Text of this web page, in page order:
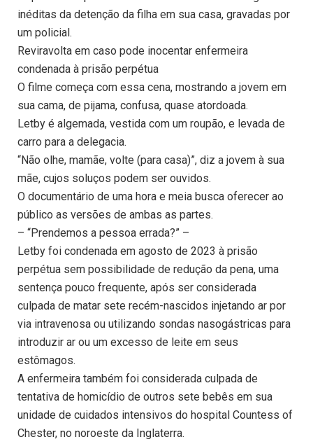
inéditas da detenção da filha em sua casa, gravadas por
um policial.
Reviravolta em caso pode inocentar enfermeira
condenada à prisão perpétua
O filme começa com essa cena, mostrando a jovem em
sua cama, de pijama, confusa, quase atordoada.
Letby é algemada, vestida com um roupão, e levada de
carro para a delegacia.
“Não olhe, mamãe, volte (para casa)”, diz a jovem à sua
mãe, cujos soluços podem ser ouvidos.
O documentário de uma hora e meia busca oferecer ao
público as versões de ambas as partes.
– “Prendemos a pessoa errada?” –
Letby foi condenada em agosto de 2023 à prisão
perpétua sem possibilidade de redução da pena, uma
sentença pouco frequente, após ser considerada
culpada de matar sete recém-nascidos injetando ar por
via intravenosa ou utilizando sondas nasogástricas para
introduzir ar ou um excesso de leite em seus
estômagos.
A enfermeira também foi considerada culpada de
tentativa de homicídio de outros sete bebês em sua
unidade de cuidados intensivos do hospital Countess of
Chester, no noroeste da Inglaterra.